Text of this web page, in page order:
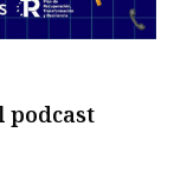
podcast